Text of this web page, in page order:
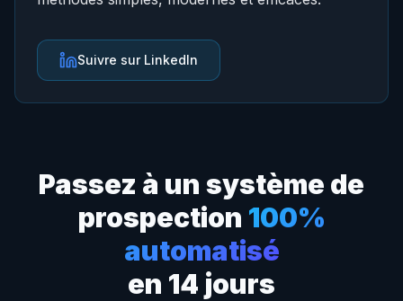
Suivre sur LinkedIn
Passez à un système de
prospection 100%
automatisé
en 14 jours